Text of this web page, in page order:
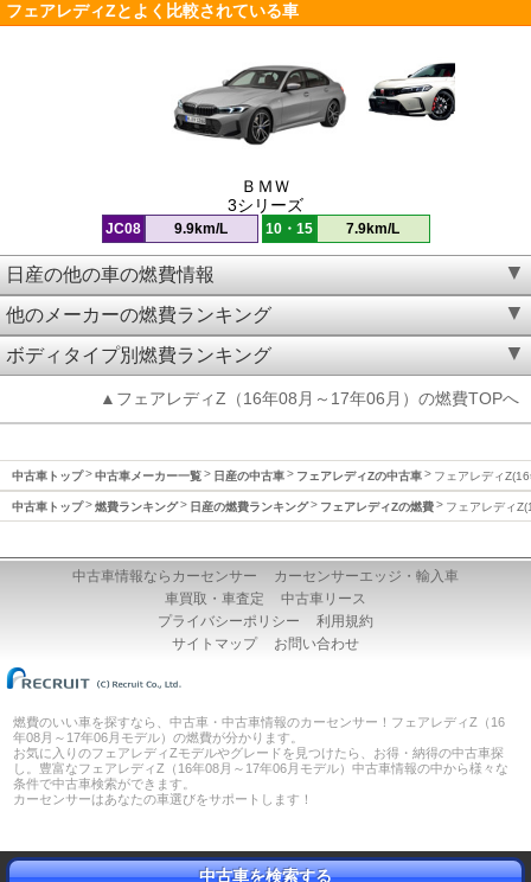
フェアレディZとよく比較されている車
ＢＭＷ
3シリーズ
JC08 9.9km/L 10・15 7.9km/L
日産の他の車の燃費情報
他のメーカーの燃費ランキング
ボディタイプ別燃費ランキング
▲フェアレディZ（16年08月～17年06月）の燃費TOPへ
中古車トップ 中古車メーカー一覧 日産の中古車 フェアレディZの中古車 フェアレディ
中古車トップ 燃費ランキング 日産の燃費ランキング フェアレディZの燃費 フェアレディ
中古車情報ならカーセンサー
カーセンサーエッジ・輸入車
車買取・車査定
中古車リース
プライバシーポリシー
利用規約
サイトマップ
お問い合わせ
燃費のいい車を探すなら、中古車・中古車情報のカーセンサー！フェアレディZ（16
年08月～17年06月モデル）の燃費が分かります。
お気に入りのフェアレディZモデルやグレードを見つけたら、お得・納得の中古車探
し。豊富なフェアレディZ（16年08月～17年06月モデル）中古車情報の中から様々な
条件で中古車検索ができます。
カーセンサーはあなたの車選びをサポートします！
中古車を検索する